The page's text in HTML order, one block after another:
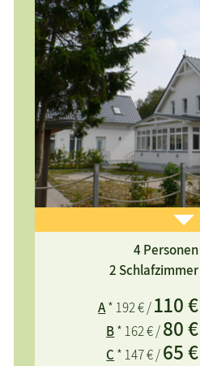
großzügige, modernisierte,
Ferienwohnung in einer
(saniert), ruhige, zentrale
800m, Süd-West-Balkon,
Fußbodenheizung, WLAN,
4 Personen
2 Schlafzimmer
A* 192 € /110 €
B* 162 € /80 €
C * 147 € /65 €